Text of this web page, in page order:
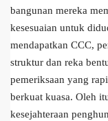
bangunan mereka
kesesuaian untuk
mendapatkan CCC,
struktur dan reka
pemeriksaan yang
berkuat kuasa. Oleh
kesejahteraan